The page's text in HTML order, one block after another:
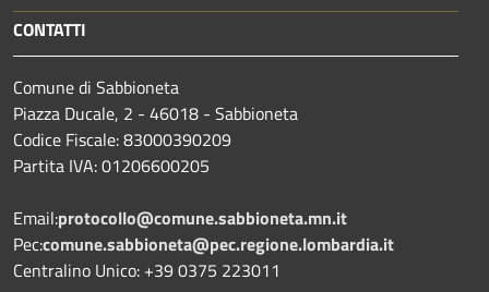
CONTATTI
Comune di Sabbioneta
Piazza Ducale, 2 - 46018 - Sabbioneta
Codice Fiscale: 83000390209
Partita IVA: 01206600205
Email:protocollo@comune.sabbioneta.mn.it
Pec:comune.sabbioneta@pec.regione.lombardia.it
Centralino Unico: +39 0375 223011